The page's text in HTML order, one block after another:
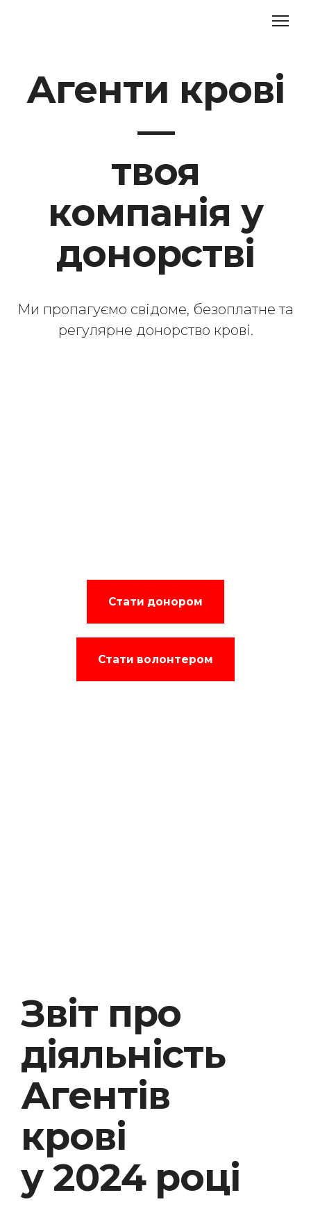
Агенти крові
—
твоя
компанія у
донорстві
Ми пропагуємо свідоме, безоплатне та
регулярне донорство крові.
Стати донором
Стати волонтером
Звіт про
діяльність
Агентів
крові
у 2024 році